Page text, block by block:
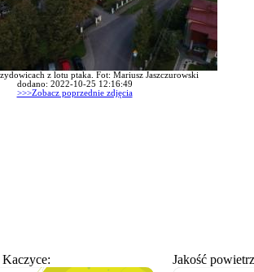
z lotu ptaka. Fot: Mariusz Jaszczurowski
dodano: 2022-10-25 12:16:49
>>>Zobacz poprzednie zdjęcia
Jakość